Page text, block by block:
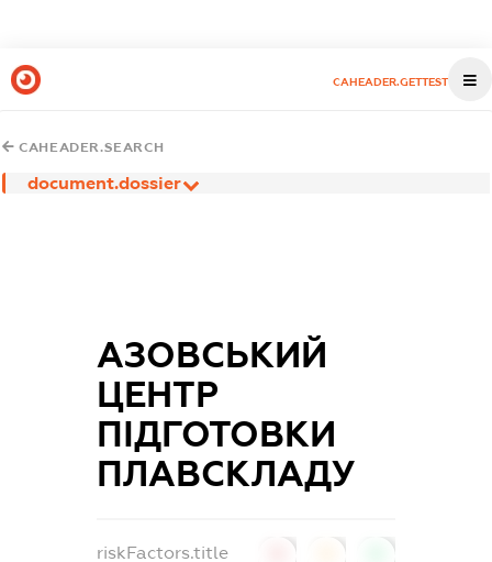
CAHEADER.GETTEST
CAHEADER.SEARCH
document.dossier
АЗОВСЬКИЙ
ЦЕНТР
ПІДГОТОВКИ
ПЛАВСКЛАДУ
riskFactors.title